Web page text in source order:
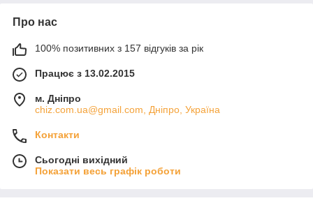
Про нас
100% позитивних з 157 відгуків за рік
Працює з 13.02.2015
м. Дніпро
chiz.com.ua@gmail.com, Дніпро, Україна
Контакти
Сьогодні вихідний
Показати весь графік роботи